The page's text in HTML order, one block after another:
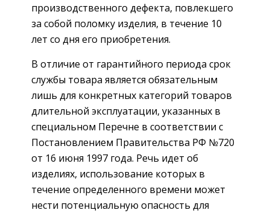
производственного дефекта, повлекшего
за собой поломку изделия, в течение 10
лет со дня его приобретения.
В отличие от гарантийного периода срок
службы товара является обязательным
лишь для конкретных категорий товаров
длительной эксплуатации, указанных в
специальном Перечне в соответствии с
Постановлением Правительства РФ №720
от 16 июня 1997 года. Речь идет об
изделиях, использование которых в
течение определенного времени может
нести потенциальную опасность для